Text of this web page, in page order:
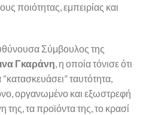
ποιότητας, εμπειρίας και
Σύμβουλος της
Γκαράνη, η οποία τόνισε ότι
ταυτότητα,
οργανωμένο και εξωστρεφή
της, τα προϊόντα της, το κρασί